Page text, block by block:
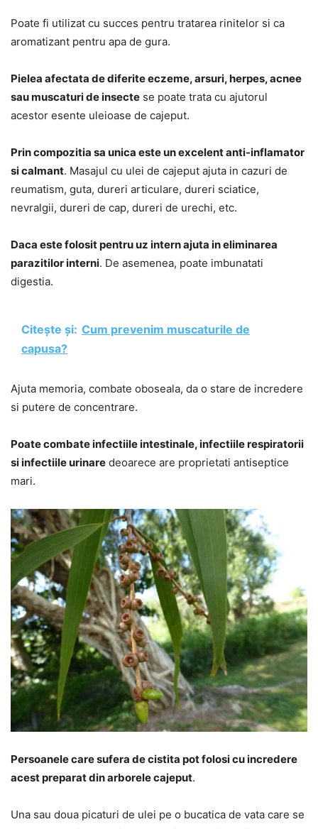
Poate fi utilizat cu succes pentru tratarea rinitelor si ca
aromatizant pentru apa de gura.
Pielea afectata de diferite eczeme, arsuri, herpes, acnee
sau muscaturi de insecte se poate trata cu ajutorul
acestor esente uleioase de cajeput.
Prin compozitia sa unica este un excelent anti-inflamator
si calmant. Masajul cu ulei de cajeput ajuta in cazuri de
reumatism, guta, dureri articulare, dureri sciatice,
nevralgii, dureri de cap, dureri de urechi, etc.
Daca este folosit pentru uz intern ajuta in eliminarea
parazitilor interni. De asemenea, poate imbunatati
digestia.
Citește și: Cum prevenim muscaturile de
capusa?
Ajuta memoria, combate oboseala, da o stare de incredere
si putere de concentrare.
Poate combate infectiile intestinale, infectiile respiratorii
si infectiile urinare deoarece are proprietati antiseptice
mari.
Persoanele care sufera de cistita pot folosi cu incredere
acest preparat din arborele cajeput.
Una sau doua picaturi de ulei pe o bucatica de vata care se